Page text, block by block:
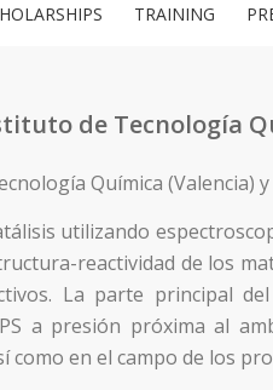
TRAINING
de Tecnología
Química (Valencia)
utilizando
reactividad de los
La parte principal
a presión próxima al
en el campo de los